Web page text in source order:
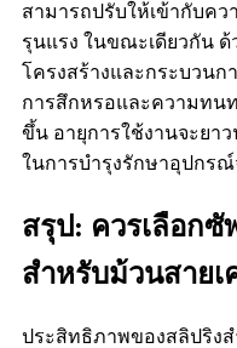
สามารถปรับให้เข้ากับค
รุนแรง ในขณะเดียวกัน
โครงสร้างและกระบวน
การสึกหรอและความทน
ขึ้น อายุการใช้งานจะยา
ในการบำรุงรักษาอุปกรณ์
สรุป: ควรเลือกซั
สำหรับม้วนสายเ
ประสิทธิภาพของสลิปริง